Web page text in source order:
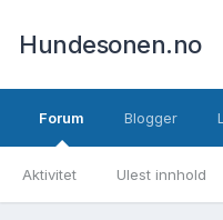
Hundesonen.no
Forum
Aktivitet Ulest innhold
Blogger